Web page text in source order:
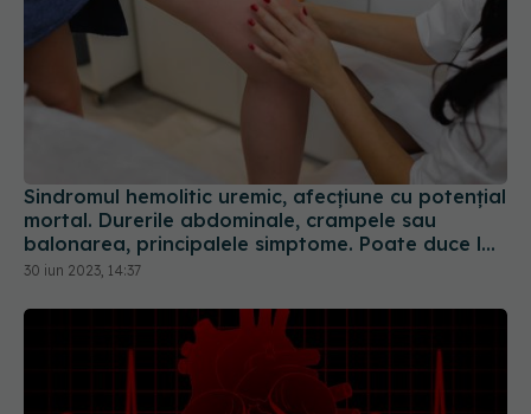
Sindromul hemolitic uremic, afecțiune cu potențial
mortal. Durerile abdominale, crampele sau
balonarea, principalele simptome. Poate duce la
insuficiență renală sau AVC
30 iun 2023, 14:37